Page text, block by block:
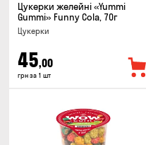
Цукерки желейнi «Yummi
Gummi» Funny Cola, 70г
Цукерки
45,00
грн за 1 шт